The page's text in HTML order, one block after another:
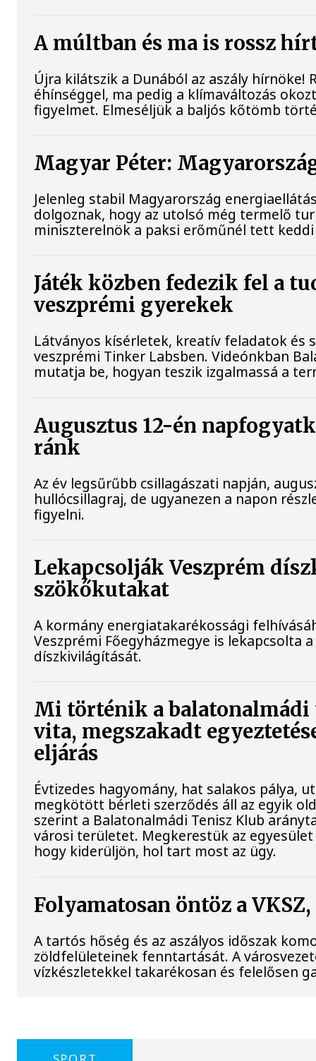
A múltban és ma is rossz
Újra kilátszik a Dunából az aszály
éhínséggel, ma pedig a klímaváltozás
figyelmet. Elmeséljük a baljós kőtömb
Magyar Péter:
Jelenleg stabil Magyarország
dolgoznak, hogy az utolsó még termelő
miniszterelnök a paksi erőműnél tett
Játék közben fedezik fel a
veszprémi gyerekek
Látványos kísérletek, kreatív feladatok és
veszprémi Tinker Labsben. Videónkban
mutatja be, hogyan teszik izgalmassá a
Augusztus 12-én
ránk
Az év legsűrűbb csillagászati napján,
hullócsillagraj, de ugyanezen a napon
figyelni.
Lekapcsolják Veszprém
szökőkutakat
A kormány energiatakarékossági
Veszprémi Főegyházmegye is lekapcsolta
díszkivilágítását.
Mi történik a
vita, megszakadt
eljárás
Évtizedes hagyomány, hat salakos pálya,
megkötött bérleti szerződés áll az egyik
szerint a Balatonalmádi Tenisz Klub
városi területet. Megkerestük az
hogy kiderüljön, hol tart most az ügy.
Folyamatosan öntöz a
A tartós hőség és az aszályos időszak
zöldfelületeinek fenntartását. A
vízkészletekkel takarékosan és felelősen